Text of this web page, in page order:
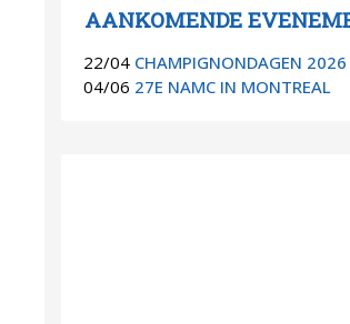
AANKOMENDE
22/04 CHAMPIGNONDAGEN 2026
04/06 27E NAMC IN MONTREAL